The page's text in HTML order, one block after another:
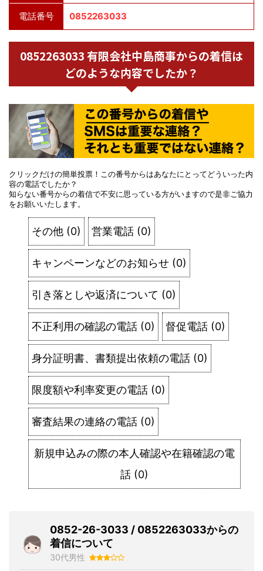
電話番号 0852263033
0852263033 有限会社中島商事からの着信は
どのような内容でしたか？
クリックだけの簡単投票！この番号からはあなたにとってどういった内
容の電話でしたか？
知らない番号からの着信で不安に思っている方がいますので是非ご協力
をお願いいたします。
その他 (0) 営業電話 (0)
キャンペーンなどのお知らせ (0)
引き落としや返済について (0)
不正利用の確認の電話 (0) 督促電話 (0)
身分証明書、書類提出依頼の電話 (0)
限度額や利率変更の電話 (0)
審査結果の連絡の電話 (0)
新規申込みの際の本人確認や在籍確認の電
話 (0)
0852-26-3033 / 0852263033からの
着信について
30代男性